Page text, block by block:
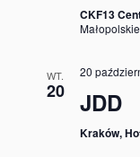
CKF13
WT.
20
20
JDD
Kraków,